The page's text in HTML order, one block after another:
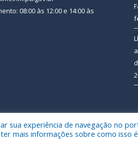
08:00 às 12:00 e 14:00 às
a Prefeitura Municipal de
sua experiência de navegação no
mais informações sobre como isso